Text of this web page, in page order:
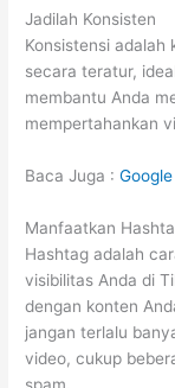
Jadilah Konsisten
Konsistensi adalah
secara teratur,
membantu Anda
mempertahankan
Baca Juga :
Manfaatkan
Hashtag adalah
visibilitas Anda di
dengan konten
jangan terlalu
video, cukup